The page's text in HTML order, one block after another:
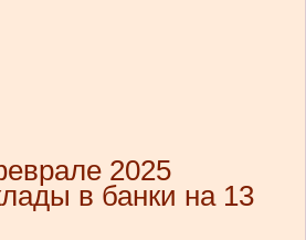
2025
в банки на 13